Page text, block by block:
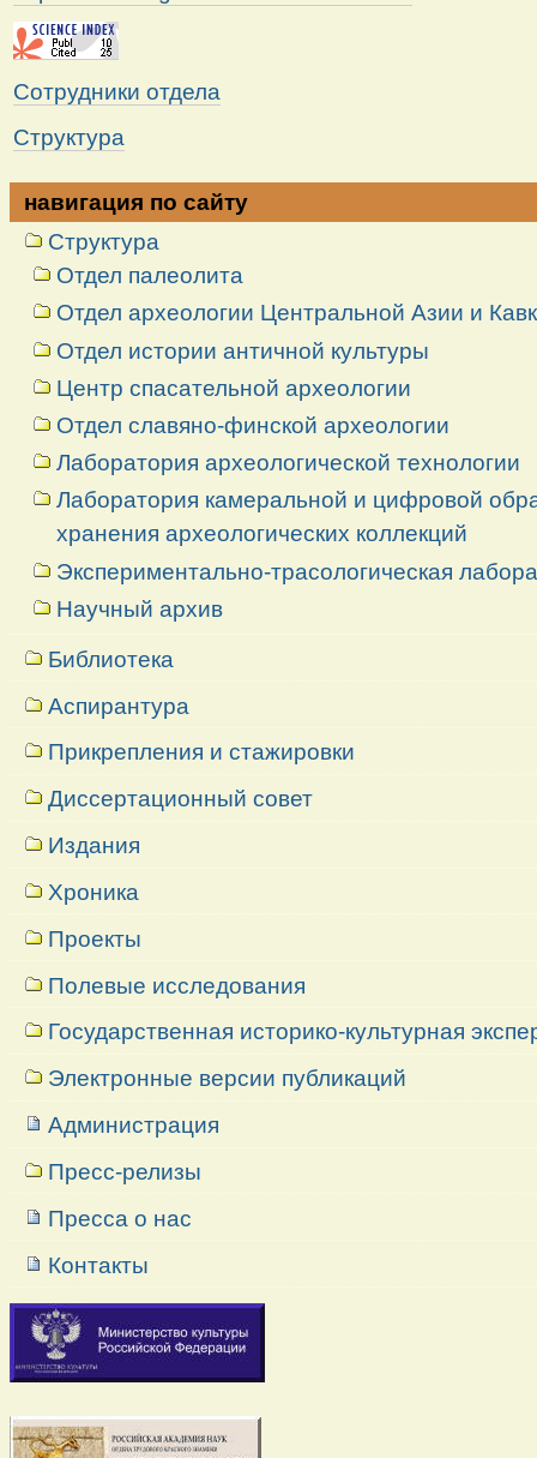
Сотрудники отдела
Структура
навигация по сайту
Структура
Отдел палеолита
Отдел археологии Центральной Азии и
Отдел истории античной культуры
Центр спасательной археологии
Отдел славяно-финской археологии
Лаборатория археологической технологии
Лаборатория камеральной и цифровой
хранения археологических коллекций
Экспериментально-трасологическая
Научный архив
Библиотека
Аспирантура
Прикрепления и стажировки
Диссертационный совет
Издания
Хроника
Проекты
Полевые исследования
Государственная историко-культурная
Электронные версии публикаций
Администрация
Пресс-релизы
Пресса о нас
Контакты